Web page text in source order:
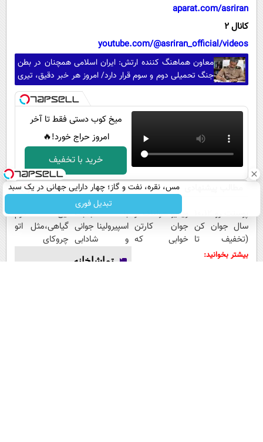
aparat.com/asriran
کانال 2
youtube.com/@asriran_official/videos
معاون هماهنگ کننده ارتش: ایران اسلامی همچنان در بطن
جنگ تحمیلی دوم و سوم قرار دارد/ امروز هر خبر دقیق، تیری
بر قلب امپراطوری دروغ است
میخ کوب دستی فقط تا آخر
امروز حراج خورد!🔥
خرید با تخفیف
پوستت رو 10،12
سال جوان کن
(تخفیف تا
امشب)
ویدیو هولناک از
جوان کارتن
خوابی که
با جلبک
اسپیرولینا جوانی
و شادابی
تضمینه50%تخفیف
این کرم
گیاهی،مثل اتو
چروکای
میکنه!50%تخفیف
بیشتر بخوانید: تماشاخانه
مس، نقره، نفت و گاز؛ چهار دارایی جهانی در یک سبد
تبدیل فوری